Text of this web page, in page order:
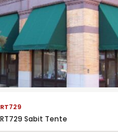
Sabit Tente